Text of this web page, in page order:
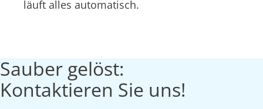
läuft alles automatisch.
Sauber gelöst:
Kontaktieren Sie uns!